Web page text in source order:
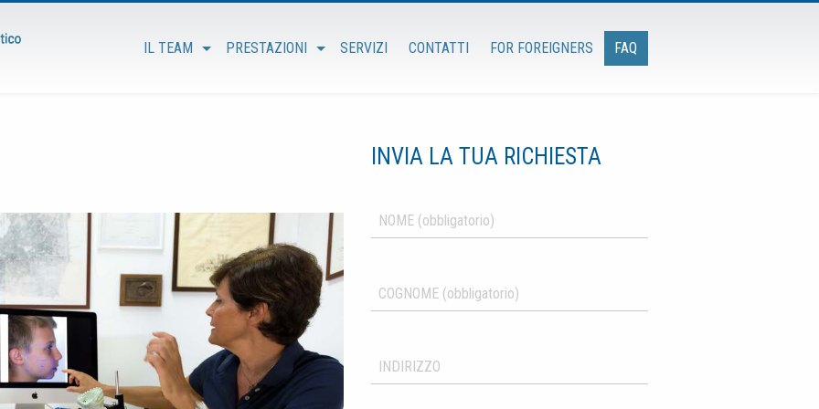
IL TEAM PRESTAZIONI SERVIZI CONTATTI FOR FOREIGNERS FAQ
INVIA LA TUA RICHIESTA